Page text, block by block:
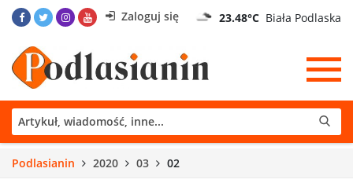
Zaloguj się 23.48°C Biała Podlaska
Podlasianin 2020 03 02